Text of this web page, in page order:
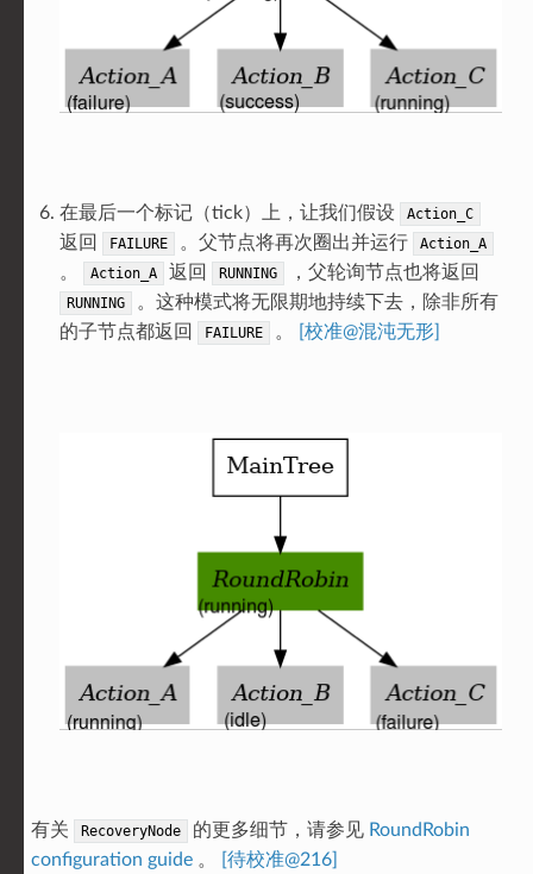
在最后一个标记（tick）上，让我们假设 Action_C
返回 FAILURE 。父节点将再次圈出并运行 Action_A
。 Action_A 返回 RUNNING ，父轮询节点也将返回
RUNNING
。这种模式将无限期地持续下去，除非所有
的子节点都返回
FAILURE 。 [校准@混沌无形]
有关 RecoveryNode 的更多细节，请参见 RoundRobin
configuration guide。 [待校准@216]